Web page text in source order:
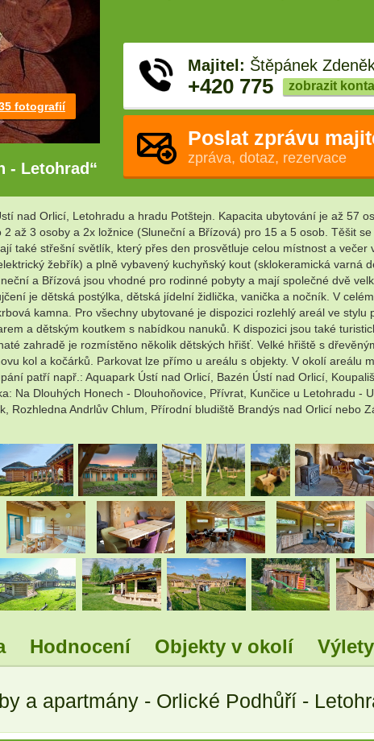
fotografií
- Letohrad“
Majitel: Štěpánek
+420 775 zobrazit
Poslat zprávu
zpráva, dotaz, rezervace
nad Orlicí, Letohradu a hradu Potštejn. Kapacita ubytování je až 57
až 3 osoby a 2x ložnice (Sluneční a Břízová) pro 15 a 5 osob. Těšit
také střešní světlík, který přes den prosvětluje celou místnost a večer
žebřík) a plně vybavený kuchyňský kout (sklokeramická varná
a Břízová jsou vhodné pro rodinné pobyty a mají společné dvě
je dětská postýlka, dětská jídelní židlička, vanička a nočník. V
kamna. Pro všechny ubytované je dispozici rozlehlý areál ve
a dětským koutkem s nabídkou nanuků. K dispozici jsou také
zahradě je rozmístěno několik dětských hřišť. Velké hřiště s
kol a kočárků. Parkovat lze přímo u areálu s objekty. V okolí areálu
patří např.: Aquapark Ústí nad Orlicí, Bazén Ústí nad Orlicí,
Na Dlouhých Honech - Dlouhoňovice, Přívrat, Kunčice u Letohradu -
Andrlův Chlum, Přírodní bludiště Brandýs nad Orlicí nebo
Hodnocení Objekty v okolí
a apartmány - Orlické Podhůří -